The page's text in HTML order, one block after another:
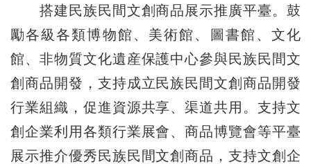
搭建民族民間文創商品展示推廣平臺。鼓
勵各級各類博物館、美術館、圖書館、文化
館、非物質文化遺産保護中心參與民族民間文
創商品開發，支持成立民族民間文創商品開發
行業組織，促進資源共享、渠道共用。支持文
創企業利用各類行業展會、商品博覽會等平臺
展示推介優秀民族民間文創商品，支持文創企